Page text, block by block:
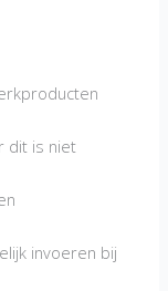
dit is niet
invoeren bij